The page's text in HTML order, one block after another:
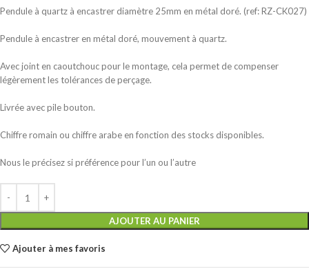
Pendule à quartz à encastrer diamètre 25mm en métal doré. (ref: RZ-CK027)
Pendule à encastrer en métal doré, mouvement à quartz.
Avec joint en caoutchouc pour le montage, cela permet de compenser
légèrement les tolérances de perçage.
Livrée avec pile bouton.
Chiffre romain ou chiffre arabe en fonction des stocks disponibles.
Nous le précisez si préférence pour l’un ou l’autre
AJOUTER AU PANIER
Ajouter à mes favoris